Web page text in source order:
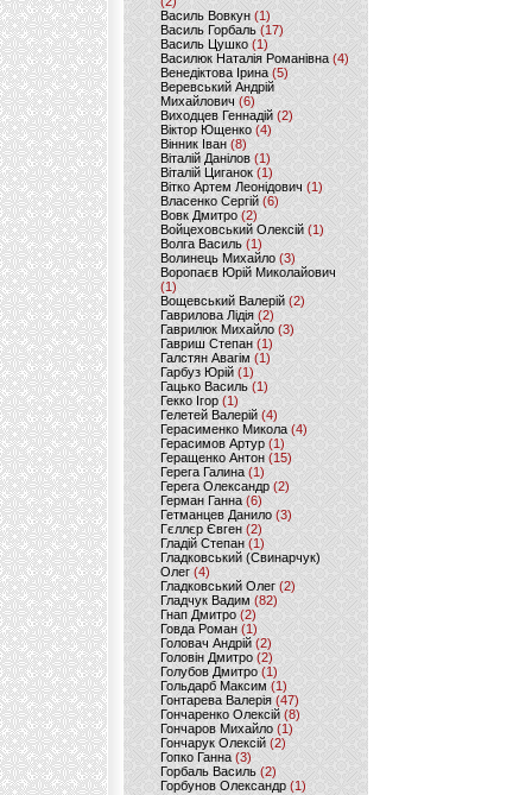
Василь Вовкун (1)
Василь Горбаль (17)
Василь Цушко (1)
Василюк Наталія Романівна (4)
Венедіктова Ірина(5)
Веревський Андрій
Михайлович (6)
Виходцев Геннадій (2)
Віктор Ющенко (4)
Вінник Іван (8)
Віталій Данілов (1)
Віталій Циганок (1)
Вітко Артем Леонідович(1)
Власенко Сергій (6)
Вовк Дмитро(2)
Войцеховський Олексій(1)
Волга Василь (1)
Волинець Михайло (3)
Воропаєв Юрій Миколайович
(1)
Вощевський Валерій(2)
Гаврилова Лідія (2)
Гаврилюк Михайло (3)
Гавриш Степан (1)
Галстян Авагім (1)
Гарбуз Юрій (1)
Гацько Василь (1)
Гекко Ігор(1)
Гелетей Валерій (4)
Герасименко Микола (4)
Герасимов Артур (1)
Геращенко Антон(15)
Герега Галина (1)
Герега Олександр (2)
Герман Ганна (6)
Гетманцев Данило (3)
Гєллєр Євген (2)
Гладій Степан(1)
Гладковський (Свинарчук)
Олег (4)
Гладковський Олег (2)
Гладчук Вадим (82)
Гнап Дмитро (2)
Говда Роман(1)
Головач Андрій (2)
Головін Дмитро (2)
Голубов Дмитро (1)
Гольдарб Максим(1)
Гонтарева Валерія (47)
Гончаренко Олексій(8)
Гончаров Михайло (1)
Гончарук Олексій (2)
Гопко Ганна (3)
Горбаль Василь (2)
Горбунов Олександр (1)